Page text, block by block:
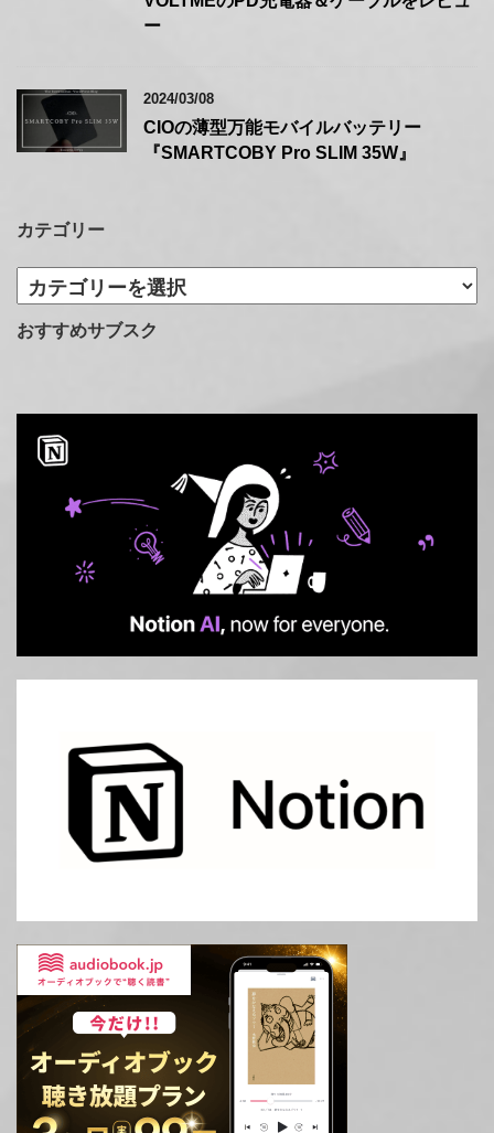
ー
2024/03/08
CIOの薄型万能モバイルバッテリー
『SMARTCOBY Pro SLIM 35W』
カテゴリー
カ
テ
ゴ
おすすめサブスク